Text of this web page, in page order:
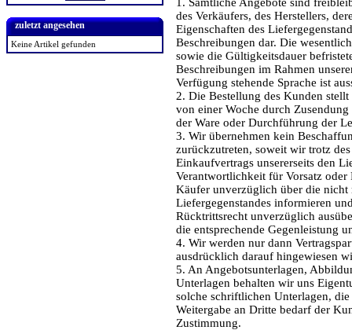
zuletzt angesehen
Keine Artikel gefunden
des Verkäufers, des Herstellers,
Eigenschaften des
Beschreibungen dar. Die
sowie die Gültigkeitsdauer
Beschreibungen im Rahmen
Verfügung stehende Sprache ist
2. Die Bestellung des Kunden
von einer Woche durch
der Ware oder Durchführung der
3. Wir übernehmen kein
zurückzutreten, soweit wir trotz
Einkaufvertrags unsererseits den
Verantwortlichkeit für Vorsatz
Käufer unverzüglich über die nicht
Liefergegenstandes informieren
Rücktrittsrecht unverzüglich
die entsprechende Gegenleistung
4. Wir werden nur dann
ausdrücklich darauf hingewiesen
5. An Angebotsunterlagen,
Unterlagen behalten wir uns
solche schriftlichen Unterlagen,
Weitergabe an Dritte bedarf der
Zustimmung.